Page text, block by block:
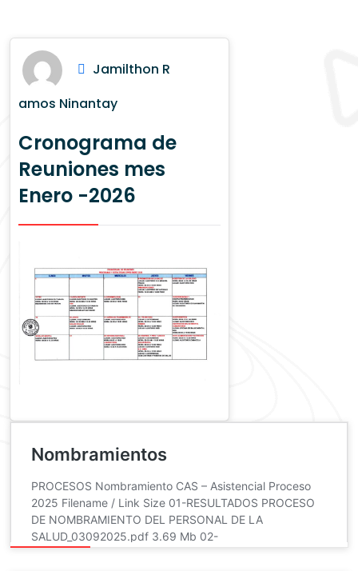
Jamilthon R
amos Ninantay
Cronograma de
Reuniones mes
Enero -2026